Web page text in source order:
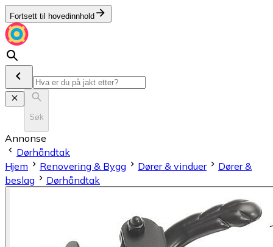
Fortsett til hovedinnhold
Søk
Annonse
Dørhåndtak
Hjem
Renovering & Bygg Dører & vinduer
Dører &
beslag
Dørhåndtak